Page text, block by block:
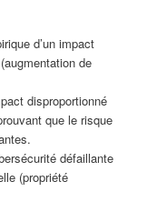
d’un impact
de
disproportionné
que le risque
défaillante
(propriété